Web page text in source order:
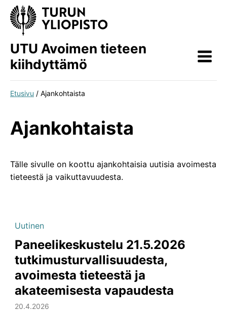
Siirry
sisältöön
UTU Avoimen tieteen
kiihdyttämö
Etusivu / Ajankohtaista
Ajankohtaista
Tälle sivulle on koottu ajankohtaisia uutisia avoimesta
tieteestä ja vaikuttavuudesta.
Uutinen
Paneelikeskustelu 21.5.2026
tutkimusturvallisuudesta,
avoimesta tieteestä ja
akateemisesta vapaudesta
20.4.2026